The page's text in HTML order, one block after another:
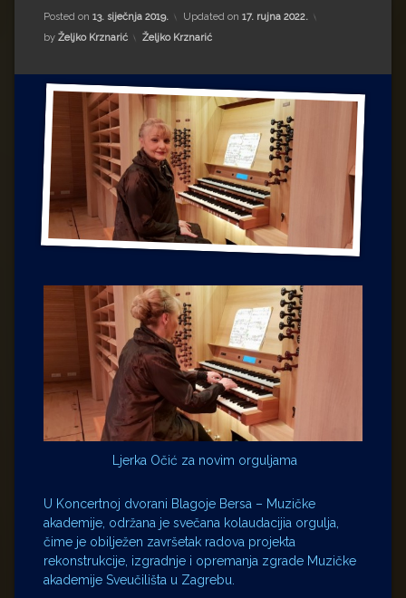
Drugi autori
Drugi autori
Matea Andrić
Ljiljana Lekanić-Kljaić
Željko Krznarić
Mario Lovreković
Posted on 13. siječnja 2019. Updated on 17. rujna 2022.
by Željko Krznarić Kategorije:
Željko Krznarić
Ljerka Očić za novim orguljama
U Koncertnoj dvorani Blagoje Bersa – Muzičke
akademije, održana je svečana kolaudacijia orgulja,
čime je obilježen završetak radova projekta
rekonstrukcije, izgradnje i opremanja zgrade Muzičke
akademije Sveučilišta u Zagrebu.